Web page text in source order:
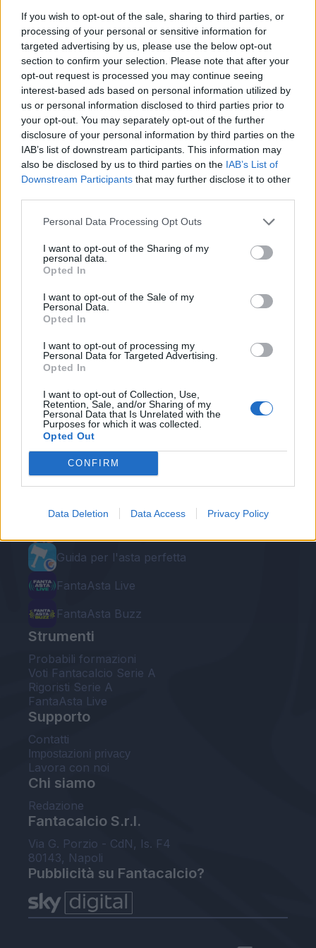
If you wish to opt-out of the sale, sharing to third parties, or
processing of your personal or sensitive information for
targeted advertising by us, please use the below opt-out
section to confirm your selection. Please note that after your
opt-out request is processed you may continue seeing
interest-based ads based on personal information utilized by
us or personal information disclosed to third parties prior to
your opt-out. You may separately opt-out of the further
disclosure of your personal information by third parties on the
IAB’s list of downstream participants. This information may
also be disclosed by us to third parties on the IAB’s List of
Downstream Participants that may further disclose it to other
Personal Data Processing Opt Outs
I want to opt-out of the Sharing of my
personal data.
Opted In
I want to opt-out of the Sale of my
Personal Data.
Opted In
I want to opt-out of processing my
Personal Data for Targeted Advertising.
Opted In
I want to opt-out of Collection, Use,
Retention, Sale, and/or Sharing of my
Personal Data that Is Unrelated with the
Purposes for which it was collected.
Opted Out
CONFIRM
Data Deletion Data Access Privacy Policy
contro laLazio, potrà tornare a fare affidamento su
Khouma Babacar: l'attaccante nel pomeriggio ha
lavorato regolarmente in gruppo senza accusare
problemi e dunque è a tutti gli effetti abile e
arruolabile.
PerBorja Valero, l'altra defezione dell'ultim'ora
di lunedì scorso prima della sfida contro il
Sassuolo , saranno invece decisive le prossime
24 ore. Domani il tecnico gigliato deciderà se
convocarlo o meno: in caso di forfait, pronto
Carlos Sanchezdal 1', considerata anche la
squalifica diBadelj.
Autore
Redazione Fantacalcio.it
Le nostre app
Fantacalcio® Serie A Enilive
Guida per l'asta perfetta
FantaAsta Live
FantaAsta Buzz
Strumenti
Probabili formazioni
Voti Fantacalcio Serie A
Rigoristi Serie A
FantaAsta Live
Supporto
Contatti
Impostazioni privacy
Lavora con noi
Chi siamo
Redazione
Fantacalcio S.r.l.
Via G. Porzio - CdN, Is. F4
80143, Napoli
Pubblicità su Fantacalcio?